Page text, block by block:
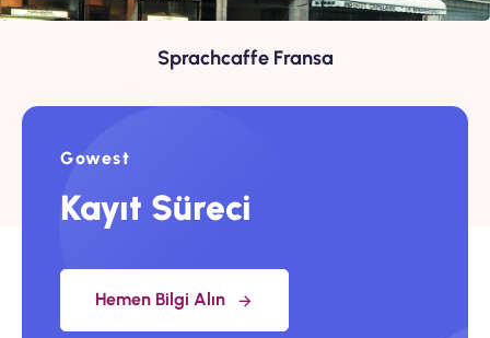
Sprachcaffe Fransa
Gowest
Kayıt Süreci
Hemen Bilgi Alın